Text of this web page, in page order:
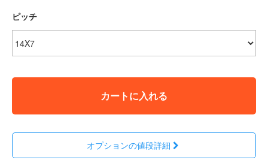
ピッチ
カートに入れる
オプションの値段詳細